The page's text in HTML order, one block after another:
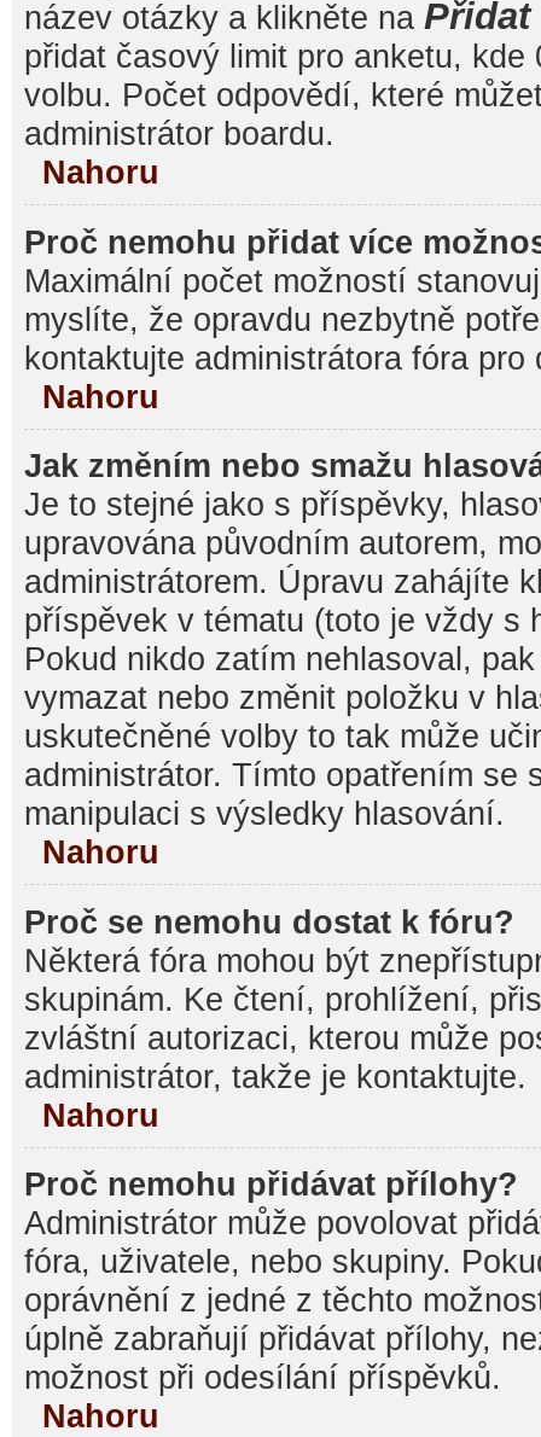
název otázky a klikněte na
přidat časový limit pro anketu, kde
volbu. Počet odpovědí, které
administrátor boardu.
Nahoru
Proč nemohu přidat více
Maximální počet možností
myslíte, že opravdu nezbytně
kontaktujte administrátora fóra pro
Nahoru
Jak změním nebo smažu
Je to stejné jako s příspěvky,
upravována původním autorem,
administrátorem. Úpravu zahájíte
příspěvek v tématu (toto je vždy s
Pokud nikdo zatím nehlasoval,
vymazat nebo změnit položku v
uskutečněné volby to tak může
administrátor. Tímto opatřením se
manipulaci s výsledky hlasování.
Nahoru
Proč se nemohu dostat k fóru?
Některá fóra mohou být
skupinám. Ke čtení, prohlížení,
zvláštní autorizaci, kterou může
administrátor, takže je kontaktujte.
Nahoru
Proč nemohu přidávat přílohy?
Administrátor může povolovat
fóra, uživatele, nebo skupiny.
oprávnění z jedné z těchto
úplně zabraňují přidávat přílohy,
možnost při odesílání příspěvků.
Nahoru